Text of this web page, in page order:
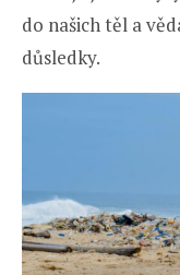
do našich těl a
důsledky.